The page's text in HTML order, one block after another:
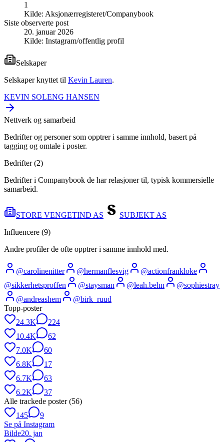
1
Kilde: Aksjonærregisteret/Companybook
Siste observerte post
20. januar 2026
Kilde: Instagram/offentlig profil
Selskaper
Selskaper knyttet til Kevin Lauren.
KEVIN SOLENG HANSEN
Nettverk og samarbeid
Bedrifter og personer som opptrer i samme innhold, basert på
tagging og omtale i poster.
Bedrifter (2)
Bedrifter i Companybook de har relasjoner til, typisk kommersielle
samarbeid.
STORE VENGETIND AS
SUBJEKT AS
Influencere (9)
Andre profiler de ofte opptrer i samme innhold med.
@carolinenitter @hermanflesvig @actionfrankloke
@sikkerhetsproffen @staysman @leah.behn @sophiestray
@andreashem @birk_ruud
Topp-poster
24.3K
224
10.4K
62
7.0K
60
6.8K
17
6.7K
63
6.2K
37
Alle trackede poster (56)
145
9
Se på Instagram
Bilde20. jan